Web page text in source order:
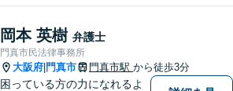
の状況に合わせて最適な解決
策をご提案し、不安やお悩み
を少しでも軽減できるよう尽
力いたします。
岡本 英樹 弁護士
門真市民法律事務所
大阪府 門真市 門真市駅 から徒歩3分
困っている方の力になれるよ